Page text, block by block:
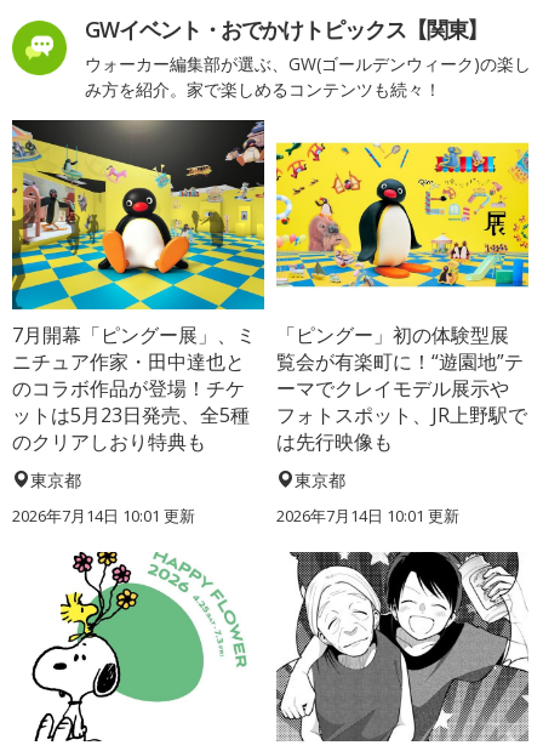
GWイベント・おでかけトピックス【関東】
ウォーカー編集部が選ぶ、GW(ゴールデンウィーク)の楽し
み方を紹介。家で楽しめるコンテンツも続々！
7月開幕「ピングー展」、ミ
ニチュア作家・田中達也と
のコラボ作品が登場！チケ
ットは5月23日発売、全5種
のクリアしおり特典も
東京都
2026年7月14日 10:01 更新
「ピングー」初の体験型展
覧会が有楽町に！“遊園地”テ
ーマでクレイモデル展示や
フォトスポット、JR上野駅で
は先行映像も
東京都
2026年7月14日 10:01 更新